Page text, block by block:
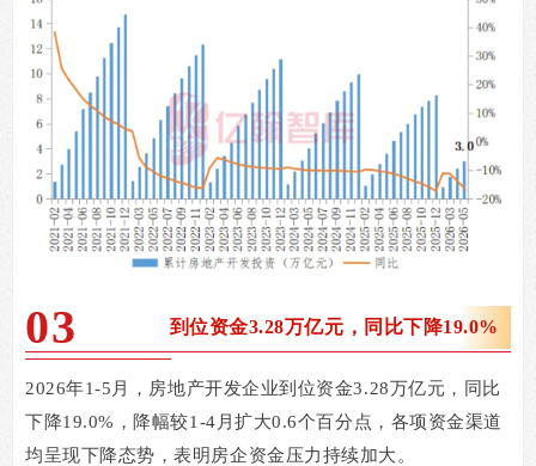
03 到位资金3.28万亿元，同比下降19.0%
2026年1-5 月，房地产开发企业到位资金3.28万亿元，同比
下降19.0% ，降幅较1-4 月扩大0.6个百分点，各项资金渠道
均呈现下降态势，表明房企资金压力持续加大。